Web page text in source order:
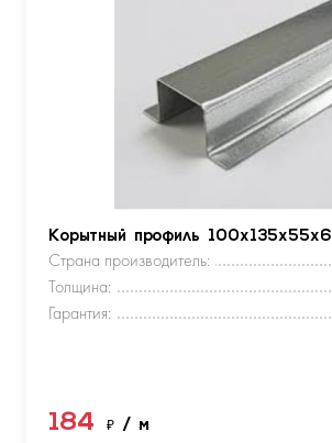
Корытный профиль 100х135х55х6
Страна производитель:
Толщина:
Гарантия:
184 ₽ / м